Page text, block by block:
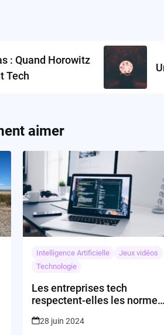
: Quand Horowitz
Tech
aimer
Intelligence Artificielle
Jeux vidéos
Technologie
Les entreprises tech
respectent-elles les normes
28 juin 2024